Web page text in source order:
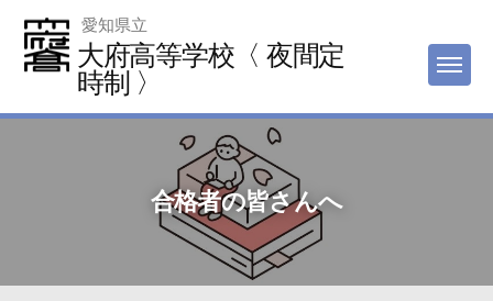
content
愛知県立
大府高等学校〈 夜間定
時制 〉
MENU
合格者の皆さんへ